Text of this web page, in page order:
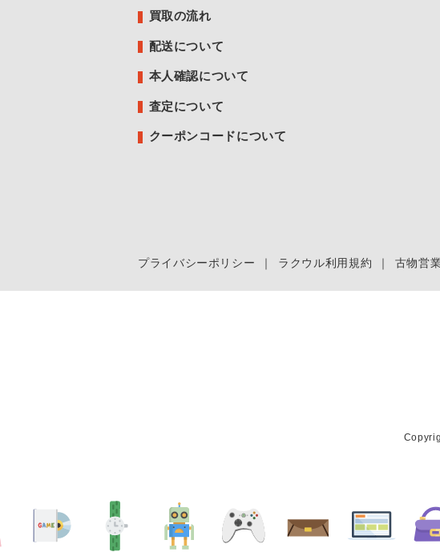
買取の流れ
配送について
本人確認について
査定について
クーポンコードについて
プライバシーポリシー ｜ ラクウル利用規約 ｜ 古物営